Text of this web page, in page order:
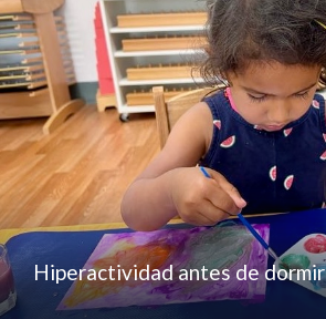
Hiperactividad antes de dormir